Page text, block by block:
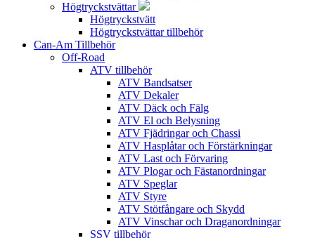
Högtryckstvättar
Högtryckstvätt
Högtryckstvättar tillbehör
Can-Am Tillbehör
Off-Road
ATV tillbehör
ATV Bandsatser
ATV Dekaler
ATV Däck och Fälg
ATV El och Belysning
ATV Fjädringar och Chassi
ATV Hasplåtar och Förstärkningar
ATV Last och Förvaring
ATV Plogar och Fästanordningar
ATV Speglar
ATV Styre
ATV Stötfångare och Skydd
ATV Vinschar och Draganordningar
SSV tillbehör